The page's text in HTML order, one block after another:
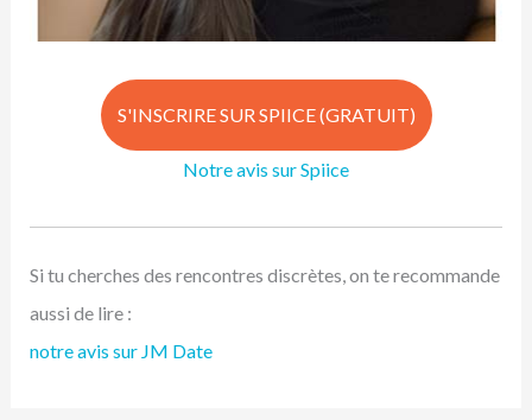
S'INSCRIRE SUR SPIICE (GRATUIT)
Notre avis sur Spiice
Si tu cherches des rencontres discrètes, on te recommande
aussi de lire :
notre avis sur JM Date